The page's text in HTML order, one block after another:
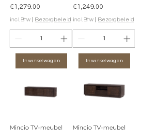
Prijs
€1,279.00
incl.Btw Bezorgbeleid
In winkelwagen
Prijs
€1,249.00
incl.Btw Bezorgbeleid
In winkelwagen
Mincio TV-meubel
Mincio TV-meubel